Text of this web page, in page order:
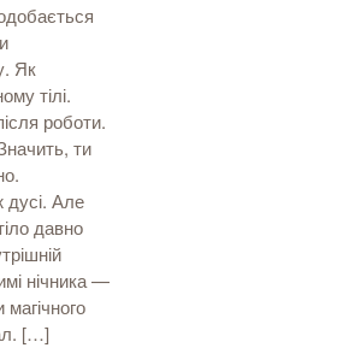
Як
тілі.
роботи.
ти
Але
давно
нічника —
[…]